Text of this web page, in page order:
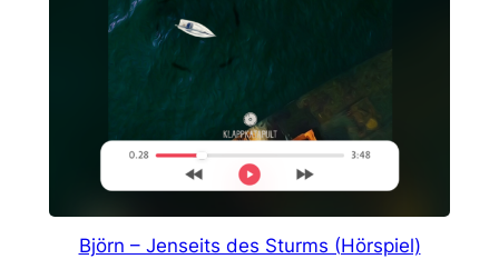
Björn – Jenseits des Sturms (Hörspiel)